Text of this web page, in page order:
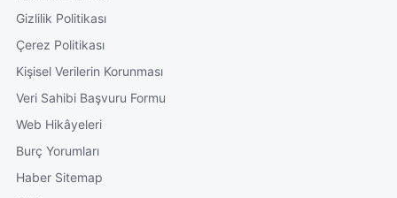
Gizlilik Politikası
Çerez Politikası
Kişisel Verilerin Korunması
Veri Sahibi Başvuru Formu
Web Hikâyeleri
Burç Yorumları
Haber Sitemap